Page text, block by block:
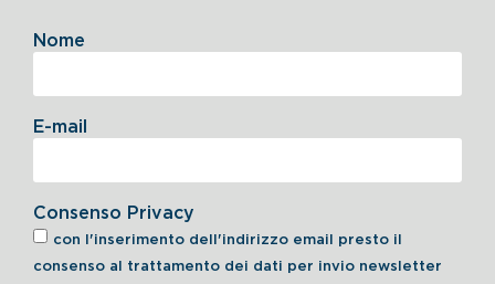
Consenso Privacy
con l'inserimento dell'indirizzo email presto il
consenso al trattamento dei dati per invio newsletter
Nome
E-mail